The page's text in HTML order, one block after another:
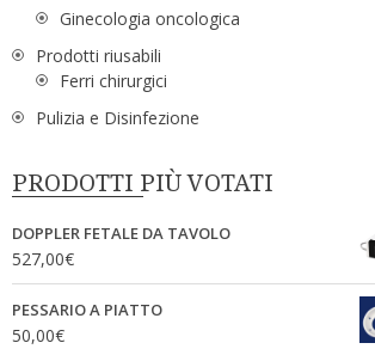
Ginecologia oncologica
Prodotti riusabili
Ferri chirurgici
Pulizia e Disinfezione
PRODOTTI PIÙ VOTATI
DOPPLER FETALE DA TAVOLO
527,00€
PESSARIO A PIATTO
50,00€